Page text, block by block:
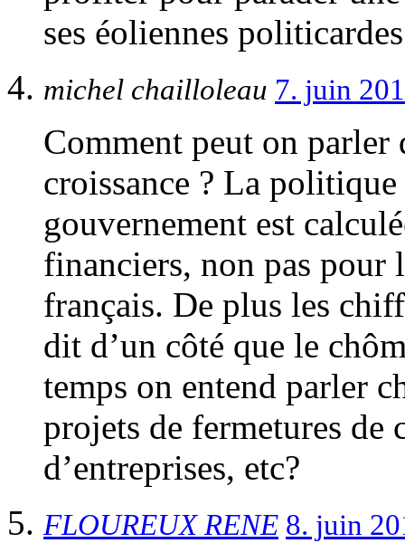
ses éoliennes
michel chailloleau 7. juin
Comment peut on
croissance ? La
gouvernement est
financiers, non pas pour
français. De plus les
dit d’un côté que le
temps on entend parler
projets de fermetures de
d’entreprises, etc?
FLOUREUX RENE 8. juin